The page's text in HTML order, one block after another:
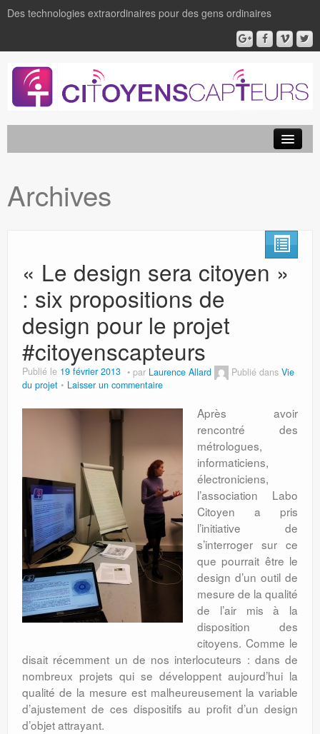
Des technologies extraordinaires pour des gens ordinaires
Archives
« Le design sera citoyen »
: six propositions de
design pour le projet
#citoyenscapteurs
Publié le 19 février 2013 par Laurence Allard Publié dans Vie
du projet
Laisser un commentaire
Après avoir
rencontré des
métrologues,
informaticiens,
électroniciens,
l’association Labo
Citoyen a pris
l’initiative de
s’interroger sur ce
que pourrait être le
design d’un outil de
mesure de la qualité
de l’air mis à la
disposition des
citoyens. Comme le
disait récemment un de nos interlocuteurs : dans de
nombreux projets qui se développent aujourd’hui la
qualité de la mesure est malheureusement la variable
d’ajustement de ces dispositifs au profit d’un design
d’objet attrayant.